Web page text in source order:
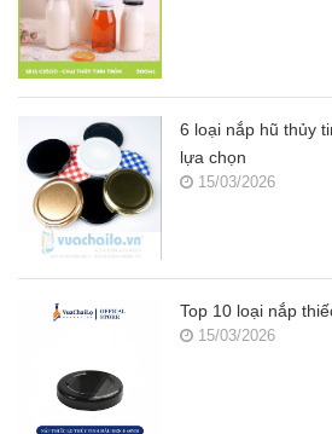
6 loại nắp hũ thủy
lựa chọn
15/03/2026
Top 10 loại nắp
15/03/2026